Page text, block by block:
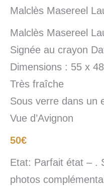
Malclès Masereel
Malclès Masereel
Signée au crayon
Dimensions : 55 x
Très fraîche
Sous verre dans un
Vue d’Avignon
50€
Etat: Parfait état – .
photos